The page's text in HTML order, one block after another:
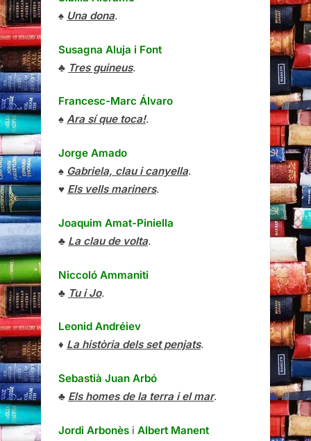
♠ Una dona.
Susagna Aluja i Font
♣ Tres guineus.
Francesc-Marc Álvaro
♠ Ara sí que toca!.
Jorge Amado
♠ Gabriela, clau i canyella.
♥ Els vells mariners.
Joaquim Amat-Piniella
♣ La clau de volta.
Niccoló Ammaniti
♣ Tu i Jo.
Leonid Andréiev
♦ La història dels set penjats.
Sebastià Juan Arbó
♣ Els homes de la terra i el mar.
Jordi Arbonès i Albert Manent